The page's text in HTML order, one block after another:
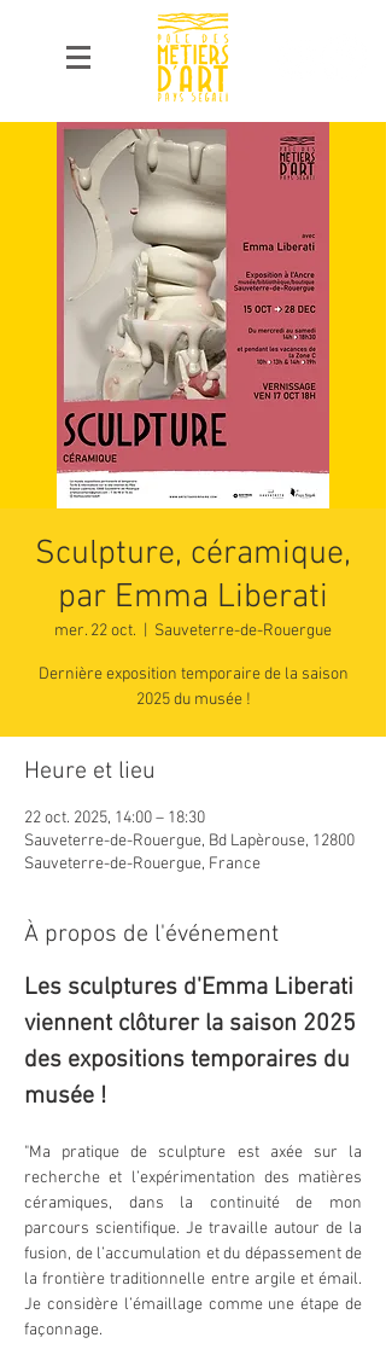
Sculpture, céramique,
par Emma Liberati
mer. 22 oct. Sauveterre-de-Rouergue
Dernière exposition temporaire de la saison
2025 du musée !
Heure et lieu
22 oct. 2025, 14:00 – 18:30
Sauveterre-de-Rouergue, Bd Lapèrouse, 12800
Sauveterre-de-Rouergue, France
À propos de l'événement
Les sculptures d'Emma Liberati
viennent clôturer la saison 2025
des expositions temporaires du
musée !
"Ma pratique de sculpture est axée sur la
recherche et l’expérimentation des matières
céramiques, dans la continuité de mon
parcours scientifique. Je travaille autour de la
fusion, de l’accumulation et du dépassement de
la frontière traditionnelle entre argile et émail.
Je considère l’émaillage comme une étape de
façonnage.